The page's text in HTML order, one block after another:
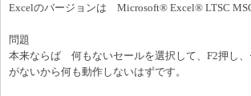
Excelのバージョンは Microsoft® Excel® LTSC
問題
本来ならば 何もないセールを選択して、F2押し
がないから何も動作しないはずです。